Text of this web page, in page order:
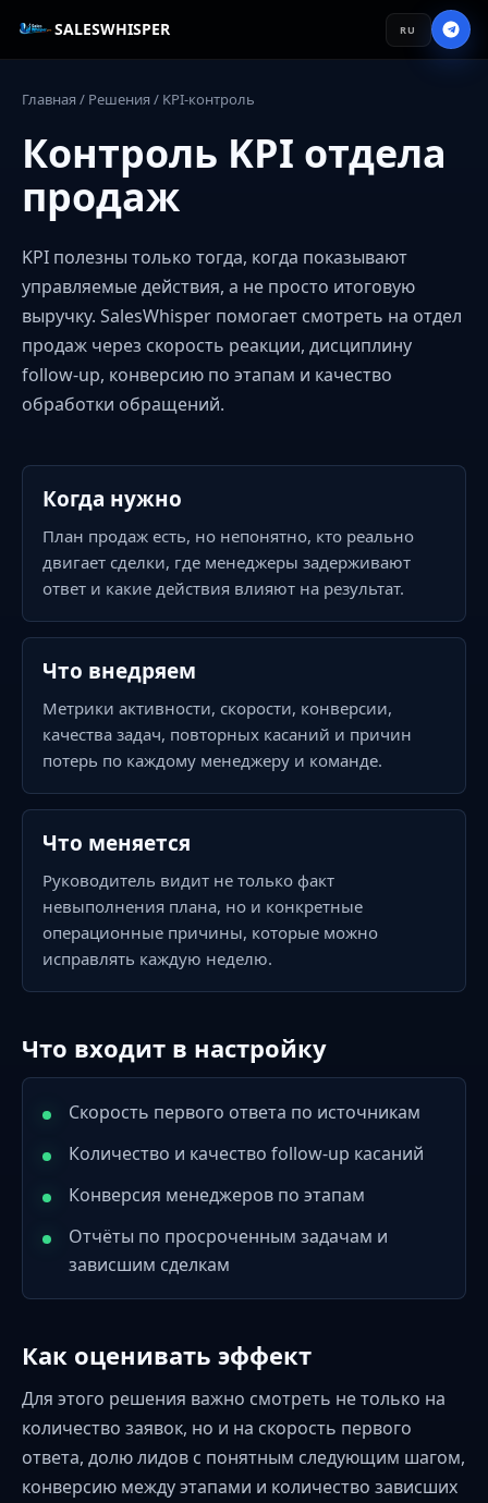
SALESWHISPER RU
Главная / Решения / KPI-контроль
Контроль KPI отдела
продаж
KPI полезны только тогда, когда показывают
управляемые действия, а не просто итоговую
выручку. SalesWhisper помогает смотреть на отдел
продаж через скорость реакции, дисциплину
follow-up, конверсию по этапам и качество
обработки обращений.
Когда нужно
План продаж есть, но непонятно, кто реально
двигает сделки, где менеджеры задерживают
ответ и какие действия влияют на результат.
Что внедряем
Метрики активности, скорости, конверсии,
качества задач, повторных касаний и причин
потерь по каждому менеджеру и команде.
Что меняется
Руководитель видит не только факт
невыполнения плана, но и конкретные
операционные причины, которые можно
исправлять каждую неделю.
Что входит в настройку
Скорость первого ответа по источникам
Количество и качество follow-up касаний
Конверсия менеджеров по этапам
Отчёты по просроченным задачам и
зависшим сделкам
Как оценивать эффект
Для этого решения важно смотреть не только на
количество заявок, но и на скорость первого
ответа, долю лидов с понятным следующим шагом,
конверсию между этапами и количество зависших